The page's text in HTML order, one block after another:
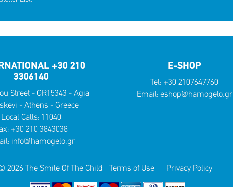
+30 210
3306140
Street - GR15343 - Agia
- Athens - Greece
Local Calls: 11040
+30 210 3843038
info@hamogelo.gr
E-SHOP
Tel: +30 2107647760
Email: eshop@hamogelo.gr
© 2026 The Smile Of The Child Terms of Use Privacy Policy